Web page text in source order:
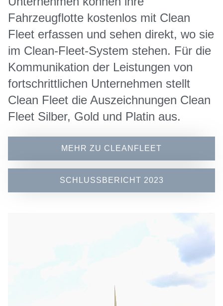
Fahrzeugflotte kostenlos mit Clean
Fleet erfassen und sehen direkt, wo sie
im Clean-Fleet-System stehen. Für die
Kommunikation der Leistungen von
fortschrittlichen Unternehmen stellt
Clean Fleet die Auszeichnungen Clean
Fleet Silber, Gold und Platin aus.
MEHR ZU CLEANFLEET
SCHLUSSBERICHT 2023